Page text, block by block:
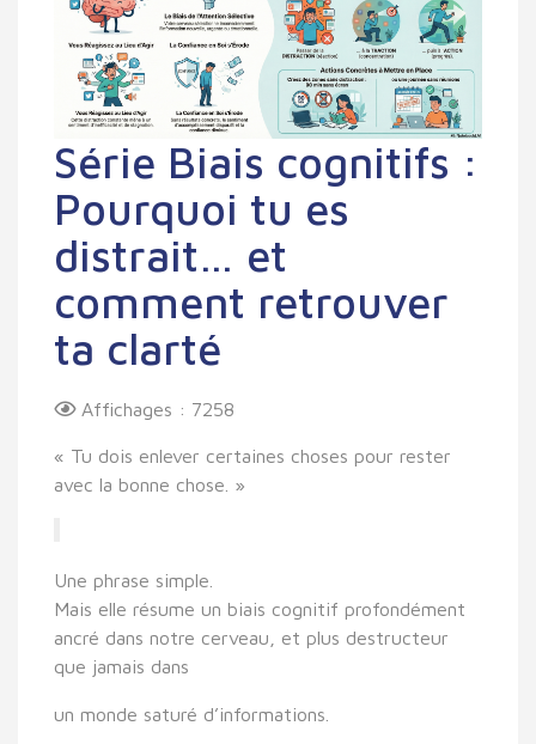
Série Biais cognitifs :
Pourquoi tu es
distrait… et
comment retrouver
ta clarté
Affichages : 7258
« Tu dois enlever certaines choses pour rester
avec la bonne chose. »
Une phrase simple.
Mais elle résume un biais cognitif profondément
ancré dans notre cerveau, et plus destructeur
que jamais dans
un monde saturé d’informations.